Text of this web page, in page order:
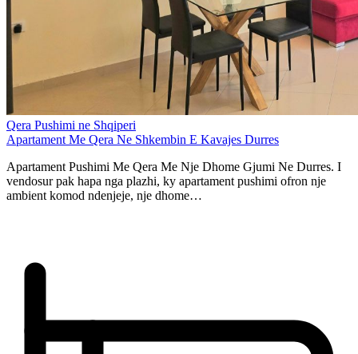
Qera Pushimi ne Shqiperi
Apartament Me Qera Ne Shkembin E Kavajes Durres
Apartament Pushimi Me Qera Me Nje Dhome Gjumi Ne Durres. I
vendosur pak hapa nga plazhi, ky apartament pushimi ofron nje
ambient komod ndenjeje, nje dhome…